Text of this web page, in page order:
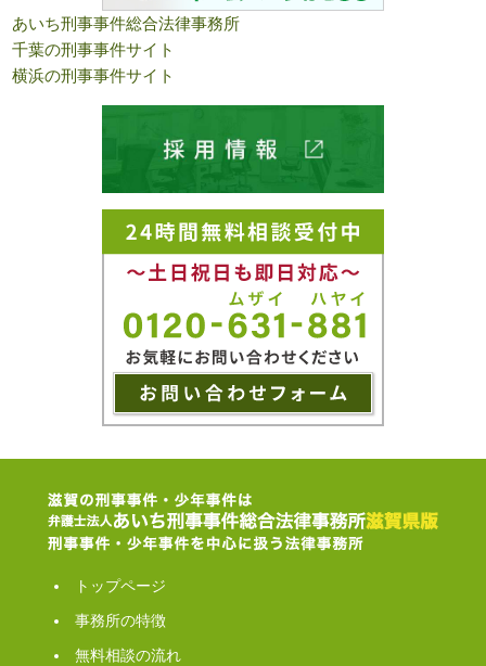
あいち刑事事件総合法律事務所
千葉の刑事事件サイト
横浜の刑事事件サイト
トップページ
事務所の特徴
無料相談の流れ